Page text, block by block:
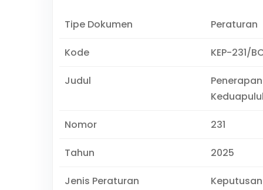
Tipe Dokumen Peraturan
Kode KEP-231/
Judul
Nomor 231
Tahun 2025
Jenis Peraturan